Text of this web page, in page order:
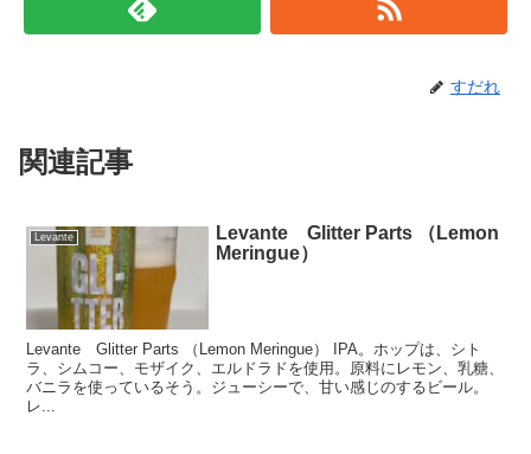
すだれ
関連記事
Levante
Levante Glitter Parts （Lemon
Meringue）
Levante Glitter Parts （Lemon Meringue） IPA。ホップは、シト
ラ、シムコー、モザイク、エルドラドを使用。原料にレモン、乳糖、
バニラを使っているそう。ジューシーで、甘い感じのするビール。
レ...